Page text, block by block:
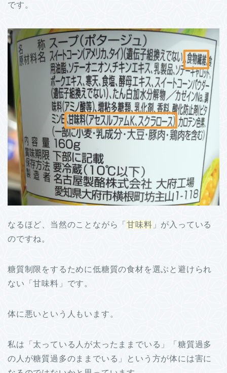
です。
なるほど、当然のことながら「甘味料 」が入っている
のですね。
糖質制限をするために低糖質の食材を選ぶと避けられ
ない「甘味料」です。
体に悪いという人もいます。
私は「太っている人が太ったままでいる」「糖質過多
の人が糖質過多のままでいる」という方が体には害に